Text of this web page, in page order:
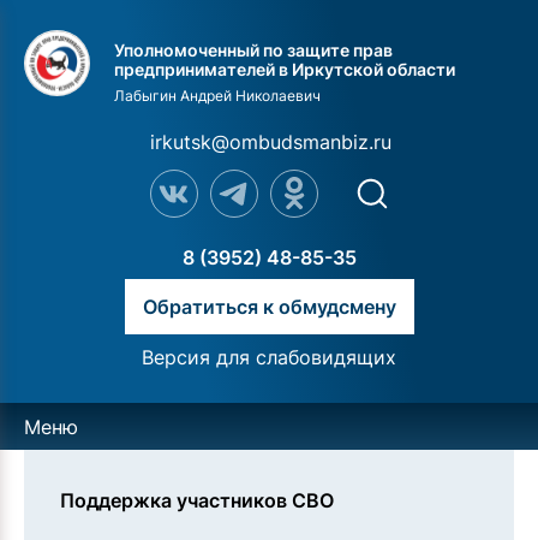
Уполномоченный по защите прав
предпринимателей в Иркутской области
Лабыгин Андрей Николаевич
irkutsk@ombudsmanbiz.ru
8 (3952) 48-85-35
Обратиться к обмудсмену
Версия для слабовидящих
Меню
Поддержка участников СВО